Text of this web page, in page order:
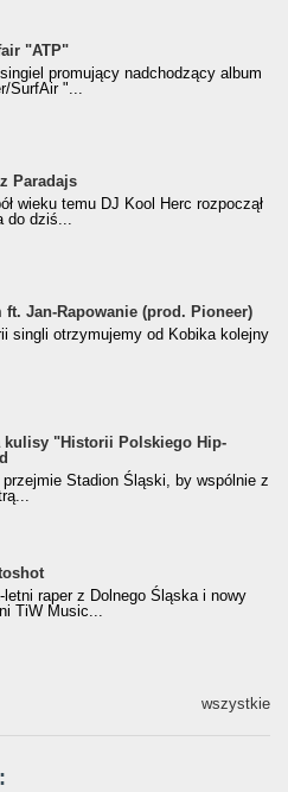
VIDEO
"ATP"
promujący nadchodzący album
SurfAir "...
za
Album Roku
Paradajs
wieku temu DJ Kool Herc rozpoczął
do dziś...
(prod. Pioneer)
ft. Jan-Rapowanie (prod. Pioneer)
singli otrzymujemy od Kobika kolejny
Polskiego Hip-
kulisy "Historii Polskiego Hip-
Stadion Śląski, by wspólnie z
letni raper z Dolnego Śląska i nowy
TiW Music...
wszystkie